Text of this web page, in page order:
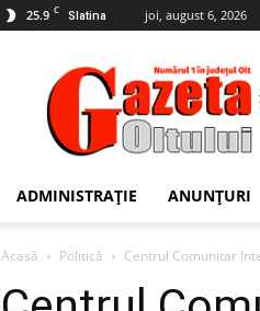
25.9 C Slatina joi, august 6, 2026
Gazeta
Oltului
ADMINISTRAȚIE ANUNȚURI
Acasă Politică Centrul Comunitar